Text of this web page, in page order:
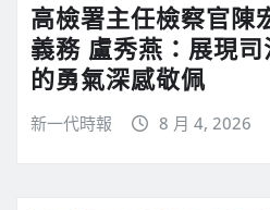
高檢署主任檢察官陳
義務 盧秀燕：展現
的勇氣深感敬佩
新一代時報 8 月 4, 2026